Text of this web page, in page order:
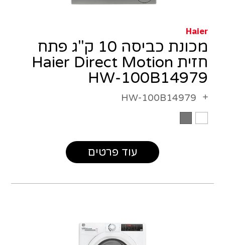
Haier
מכונת כביסה 10 ק"ג פתח
חזית Haier Direct Motion
HW-100B14979
HW-100B14979
עוד פרטים